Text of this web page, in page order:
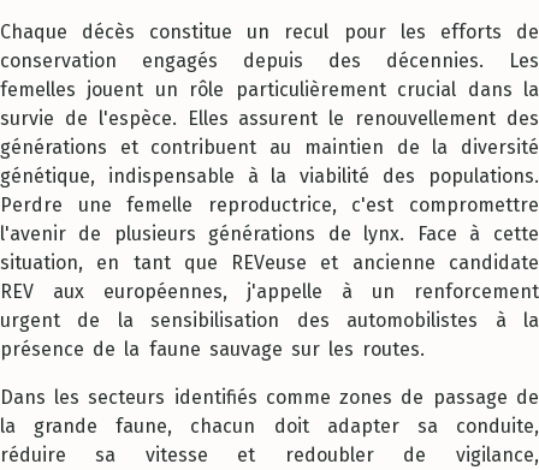
Chaque décès constitue un recul pour les efforts de
conservation engagés depuis des décennies. Les
femelles jouent un rôle particulièrement crucial dans la
survie de l'espèce. Elles assurent le renouvellement des
générations et contribuent au maintien de la diversité
génétique, indispensable à la viabilité des populations.
Perdre une femelle reproductrice, c'est compromettre
l'avenir de plusieurs générations de lynx. Face à cette
situation, en tant que REVeuse et ancienne candidate
REV aux européennes, j'appelle à un renforcement
urgent de la sensibilisation des automobilistes à la
présence de la faune sauvage sur les routes.
Dans les secteurs identifiés comme zones de passage de
la grande faune, chacun doit adapter sa conduite,
réduire sa vitesse et redoubler de vigilance,